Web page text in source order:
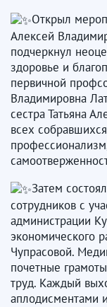
Открыл
Алексей
подчеркнул
здоровье и
первичной
Владимировна
сестра Татьяна
всех
Затем
сотрудников с
администрации
экономического
Чупрасовой.
почетные
труд. Каждый
аплодисментами